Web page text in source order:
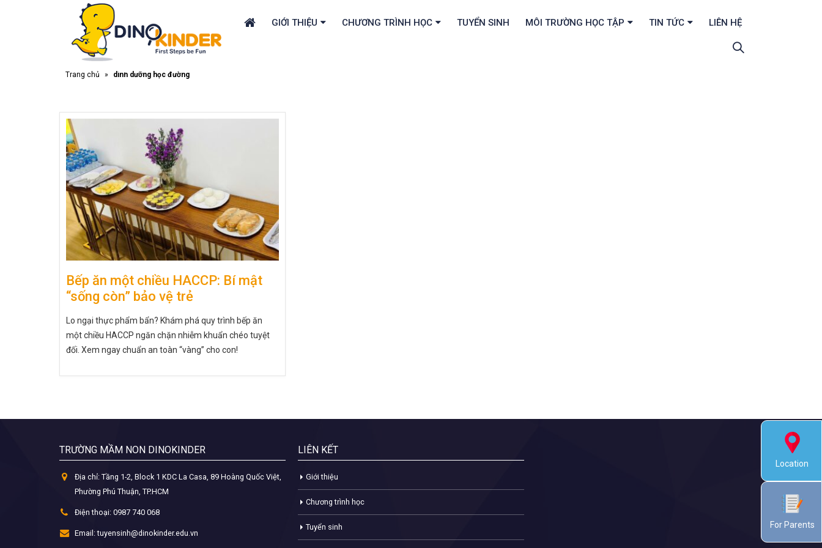
GIỚI THIỆU CHƯƠNG TRÌNH HỌC TUYỂN SINH MÔI TRƯỜNG HỌC TẬP TIN TỨC LIÊN HỆ
Trang chủ » dinh dưỡng học đường
Bếp ăn một chiều HACCP: Bí mật
“sống còn” bảo vệ trẻ
Lo ngại thực phẩm bẩn? Khám phá quy trình bếp ăn
một chiều HACCP ngăn chặn nhiễm khuẩn chéo tuyệt
đối. Xem ngay chuẩn an toàn “vàng” cho con!
TRƯỜNG MẦM NON DINOKINDER
Địa chỉ: Tầng 1-2, Block 1 KDC La Casa, 89 Hoàng Quốc Việt,
Phường Phú Thuận, TP.HCM
Điện thoại: 0987 740 068
Email: tuyensinh@dinokinder.edu.vn
LIÊN KẾT
Giới thiệu
Chương trình học
Tuyển sinh
Location
For Parents